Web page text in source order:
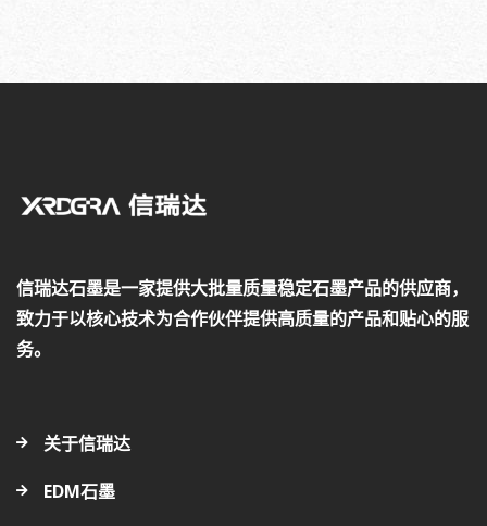
信瑞达石墨是一家提供大批量质量稳定石墨产品的供应商，
致力于以核心技术为合作伙伴提供高质量的产品和贴心的服
务。
关于信瑞达
EDM石墨